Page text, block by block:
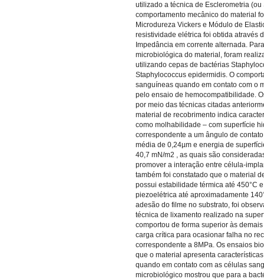
utilizado a técnica de Esclerometria (ou
comportamento mecânico do material
Microdureza Vickers e Módulo de
resistividade elétrica foi obtida através
Impedância em corrente alternada.
microbiológica do material, foram
utilizando cepas de bactérias
Staphylococcus epidermidis. O
sanguíneas quando em contato com o
pelo ensaio de hemocompatibilidade.
por meio das técnicas citadas
material de recobrimento indica
como molhabilidade – com superfície
correspondente a um ângulo de
média de 0,24µm e energia de
40,7 mN/m2 , as quais são
promover a interação entre célula-
também foi constatado que o material
possui estabilidade térmica até 450°C
piezoelétrica até aproximadamente
adesão do filme no substrato, foi
técnica de lixamento realizado na
comportou de forma superior às
carga crítica para ocasionar falha no
correspondente a 8MPa. Os ensaios
que o material apresenta
quando em contato com as células
microbiológico mostrou que para a